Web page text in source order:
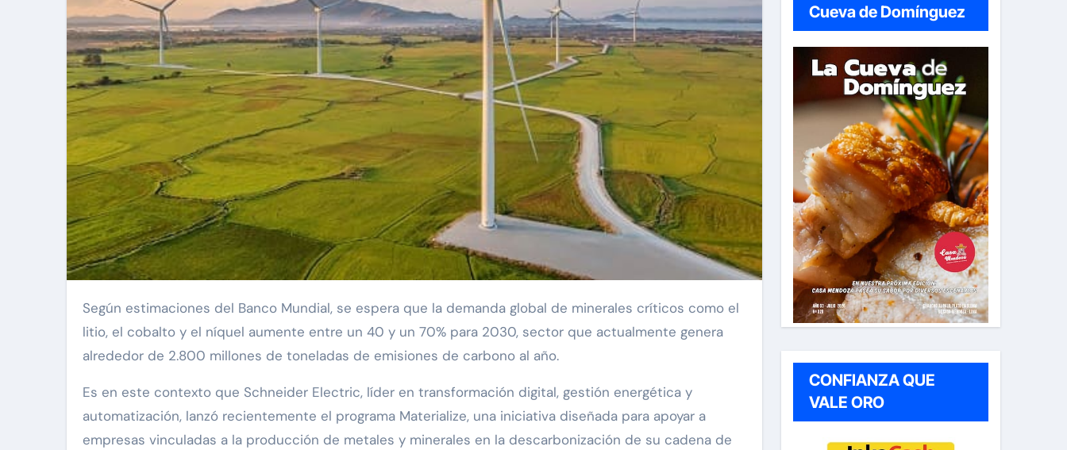
Según estimaciones del Banco Mundial, se espera que la demanda global de minerales críticos como el
litio, el cobalto y el níquel aumente entre un 40 y un 70% para 2030, sector que actualmente genera
alrededor de 2.800 millones de toneladas de emisiones de carbono al año.
Es en este contexto que Schneider Electric, líder en transformación digital, gestión energética y
automatización, lanzó recientemente el programa Materialize, una iniciativa diseñada para apoyar a
empresas vinculadas a la producción de metales y minerales en la descarbonización de su cadena de
Cueva de Domínguez
CONFIANZA QUE
VALE ORO